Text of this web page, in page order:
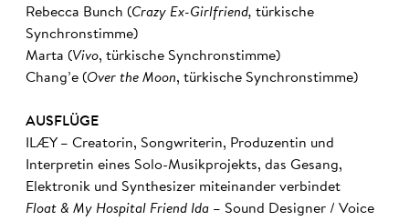
Rebecca Bunch (Crazy Ex-Girlfriend, türkische
Synchronstimme)
Marta (Vivo, türkische Synchronstimme)
Chang’e (Over the Moon, türkische Synchronstimme)
AUSFLÜGE
ILÆY – Creatorin, Songwriterin, Produzentin und
Interpretin eines Solo-Musikprojekts, das Gesang,
Elektronik und Synthesizer miteinander verbindet
Float & My Hospital Friend Ida – Sound Designer / Voice